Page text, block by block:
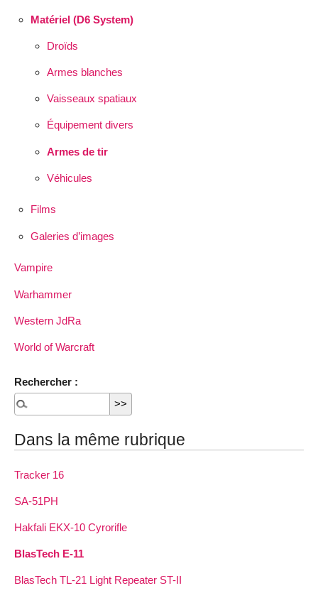
Matériel (D6 System)
Droïds
Armes blanches
Vaisseaux spatiaux
Équipement divers
Armes de tir
Véhicules
Films
Galeries d’images
Vampire
Warhammer
Western JdRa
World of Warcraft
Rechercher :
Dans la même rubrique
Tracker 16
SA-51PH
Hakfali EKX-10 Cyrorifle
BlasTech E-11
BlasTech TL-21 Light Repeater ST-II